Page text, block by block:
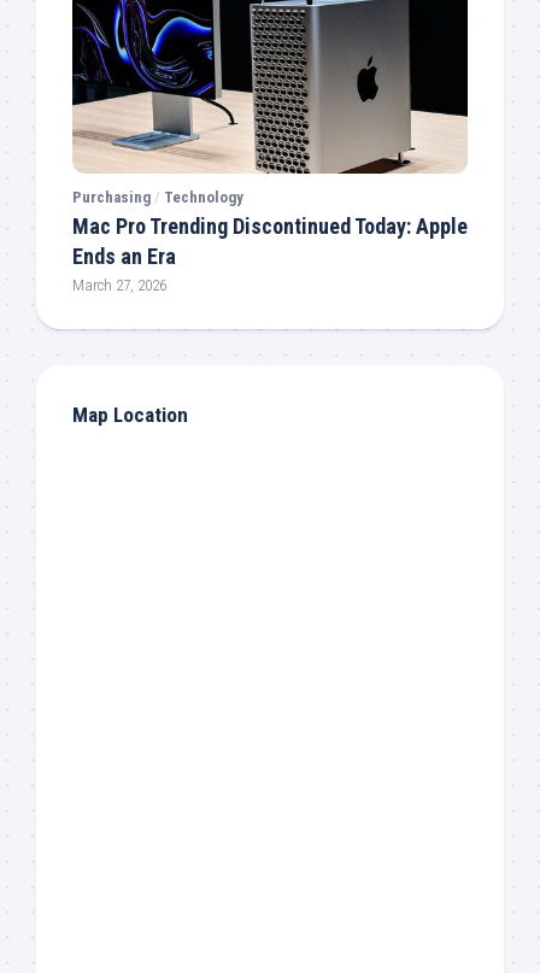
Purchasing / Technology
Mac Pro Trending Discontinued Today: Apple
Ends an Era
March 27, 2026
Map Location